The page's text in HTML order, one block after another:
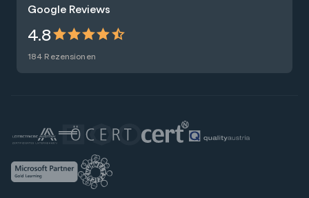
Google Reviews
4.8
184 Rezensionen
Presse
Nachhaltigkeit
Blog
Raummiete